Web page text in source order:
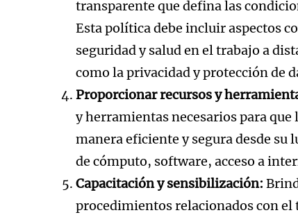
transparente que defina las
Esta política debe incluir aspectos
seguridad y salud en el trabajo a
como la privacidad y protección de
Proporcionar recursos y
y herramientas necesarios para que
manera eficiente y segura desde
de cómputo, software, acceso a
Capacitación y sensibilización:
procedimientos relacionados con el